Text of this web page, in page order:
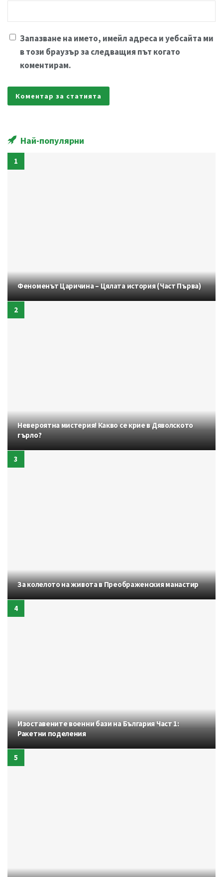
Запазване на името, имейл адреса и уебсайта ми
в този браузър за следващия път когато
коментирам.
Най-популярни
Феноменът Царичина – Цялата история (Част Първа)
Невероятна мистерия! Какво се крие в Дяволското
гърло?
За колелото на живота в Преображенския манастир
Изоставените военни бази на България Част 1:
Ракетни поделения